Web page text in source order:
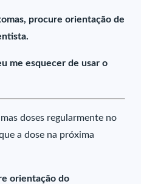
procure orientação de
me esquecer de usar o
doses regularmente no
a dose na próxima
orientação do